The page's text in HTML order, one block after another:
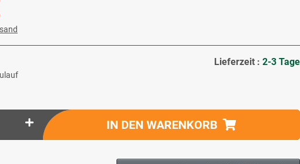
Lieferzeit : 2-3 Tage
IN DEN WARENKORB